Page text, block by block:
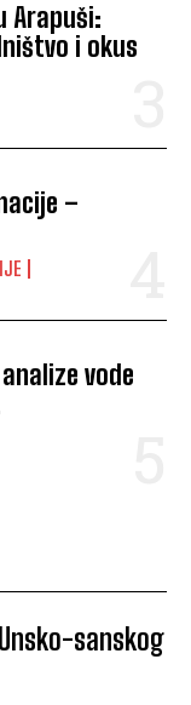
Arapuši:
i okus
–
vode
sanskog